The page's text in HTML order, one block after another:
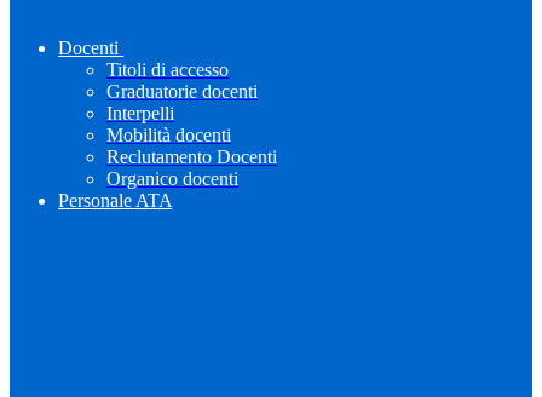
Docenti
Titoli di accesso
Graduatorie docenti
Interpelli
Mobilità docenti
Reclutamento Docenti
Organico docenti
Personale ATA